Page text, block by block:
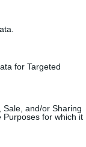
for Targeted
Sale, and/or Sharing
Purposes for which it
την ημέρα
η
στο